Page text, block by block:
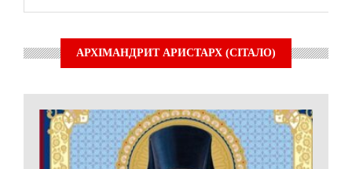
АРХІМАНДРИТ АРИСТАРХ (СІТАЛО)